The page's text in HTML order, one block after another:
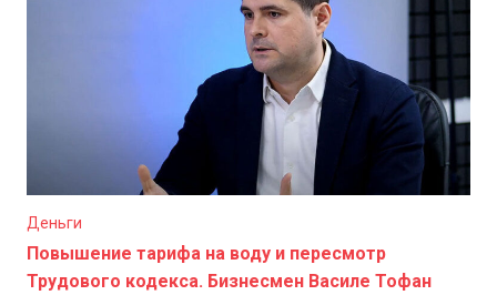
Деньги
Повышение тарифа на воду и пересмотр
Трудового кодекса. Бизнесмен Василе Тофан